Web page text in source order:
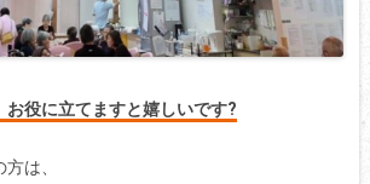
お役に立てますと嬉しいです?
は、